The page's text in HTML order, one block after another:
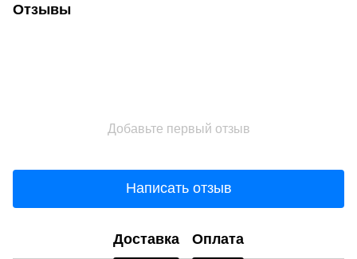
Отзывы
Добавьте первый отзыв
Написать отзыв
Доставка Оплата